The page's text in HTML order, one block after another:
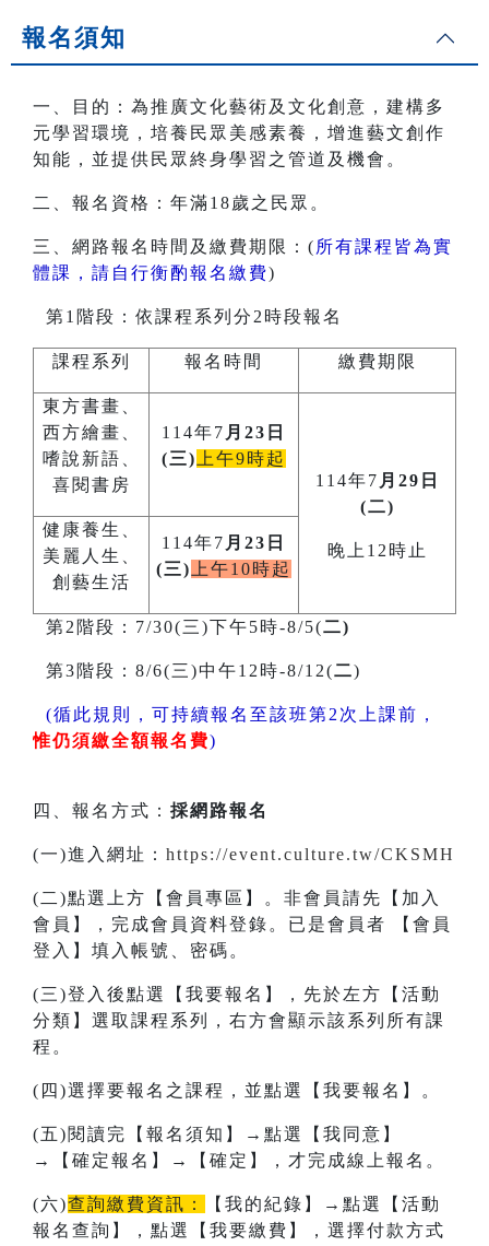
報名須知
一、目的：為推廣文化藝術及文化創意，建構多
元學習環境，培養民眾美感素養，增進藝文創作
知能，並提供民眾終身學習之管道及機會。
二、報名資格：年滿18歲之民眾。
三、網路報名時間及繳費期限：( 所有課程皆為實
體課，請自行衡酌報名繳費)
第1階段：依課程系列分2時段報名
課程系列 報名時間 繳費期限
東方書畫、
西方繪畫、
嗜說新語、
喜閱書房
114年7 月23日
(三) 上午9時起
114年7 月29日
(二)
晚上12時止
健康養生、
美麗人生、
創藝生活
114年7 月23日
(三) 上午10時起
第2階段：7/30(三)下午5時-8/5(二)
第3階段：8/6(三)中午12時-8/12(二)
(循此規則，可持續報名至該班第2次上課前，
惟仍須繳全額報名費)
四、報名方式： 採網路報名
(一)進入網址： https://event.culture.tw/CKSMH
(二)點選上方【會員專區】。非會員請先【加入
會員】，完成會員資料登錄。已是會員者 【會員
登入】填入帳號、密碼。
(三)登入後點選【我要報名】，先於左方【活動
分類】選取課程系列，右方會顯示該系列所有課
程。
(四)選擇要報名之課程，並點選【我要報名】。
(五)閱讀完【報名須知】→點選【我同意】
→【確定報名】→【確定】，才完成線上報名。
(六)查詢繳費資訊：
【我的紀錄】→點選【活動
報名查詢】，點選【我要繳費】，選擇付款方式